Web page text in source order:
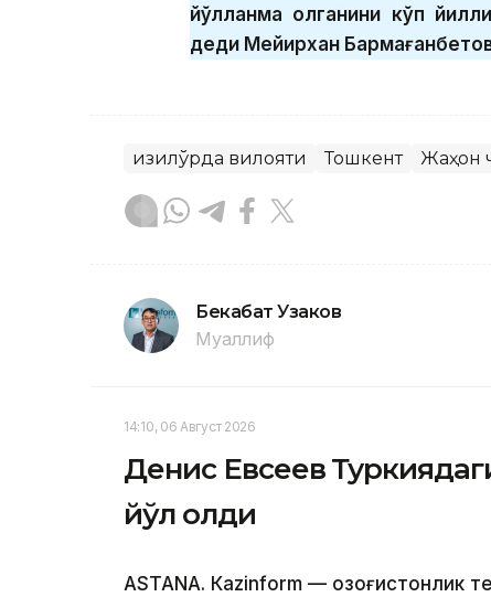
йўлланма олганини кўп
деди Мейирхан
Қизилўрда вилояти Тошкент Жаҳон
Бекабат Узаков
Муаллиф
14:10, 06 Август 2026
Денис Евсеев
йўл олди
ASTANА. Кazinform — Қозоғистонлик